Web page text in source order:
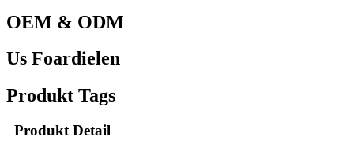
OEM & ODM
Us Foardielen
Produkt Tags
Produkt Detail